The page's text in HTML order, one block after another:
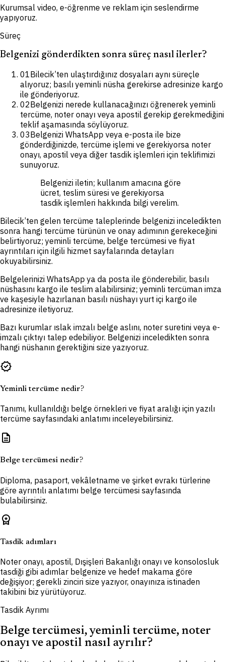
Kurumsal video, e-öğrenme ve reklam için seslendirme
yapıyoruz.
Süreç
Belgenizi gönderdikten sonra süreç nasıl ilerler?
01Bilecik’ten ulaştırdığınız dosyaları aynı süreçle
alıyoruz; basılı yeminli nüsha gerekirse adresinize kargo
ile gönderiyoruz.
02Belgenizi nerede kullanacağınızı öğrenerek yeminli
tercüme, noter onayı veya apostil gerekip gerekmediğini
teklif aşamasında söylüyoruz.
03Belgenizi WhatsApp veya e-posta ile bize
gönderdiğinizde, tercüme işlemi ve gerekiyorsa noter
onayı, apostil veya diğer tasdik işlemleri için teklifimizi
sunuyoruz.
Belgenizi iletin; kullanım amacına göre
ücret, teslim süresi ve gerekiyorsa
tasdik işlemleri hakkında bilgi verelim.
Bilecik’ten gelen tercüme taleplerinde belgenizi inceledikten
sonra hangi tercüme türünün ve onay adımının gerekeceğini
belirtiyoruz; yeminli tercüme, belge tercümesi ve fiyat
ayrıntıları için ilgili hizmet sayfalarında detayları
okuyabilirsiniz.
Belgelerinizi WhatsApp ya da posta ile gönderebilir, basılı
nüshasını kargo ile teslim alabilirsiniz; yeminli tercüman imza
ve kaşesiyle hazırlanan basılı nüshayı yurt içi kargo ile
adresinize iletiyoruz.
Bazı kurumlar ıslak imzalı belge aslını, noter suretini veya e-
imzalı çıktıyı talep edebiliyor. Belgenizi inceledikten sonra
hangi nüshanın gerektiğini size yazıyoruz.
verified
Yeminli tercüme nedir?
Tanımı, kullanıldığı belge örnekleri ve fiyat aralığı için yazılı
tercüme sayfasındaki anlatımı inceleyebilirsiniz.
description
Belge tercümesi nedir?
Diploma, pasaport, vekâletname ve şirket evrakı türlerine
göre ayrıntılı anlatımı belge tercümesi sayfasında
bulabilirsiniz.
workspace_premium
Tasdik adımları
Noter onayı, apostil, Dışişleri Bakanlığı onayı ve konsolosluk
tasdiği gibi adımlar belgenize ve hedef makama göre
değişiyor; gerekli zinciri size yazıyor, onayınıza istinaden
takibini biz yürütüyoruz.
Tasdik Ayrımı
Belge tercümesi, yeminli tercüme, noter
onayı ve apostil nasıl ayrılır?